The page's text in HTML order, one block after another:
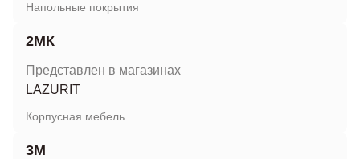
Напольные покрытия
2МК
Представлен в магазинах
LAZURIT
Корпусная мебель
3M